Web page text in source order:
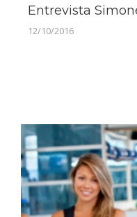
Entrevista
12/10/2016